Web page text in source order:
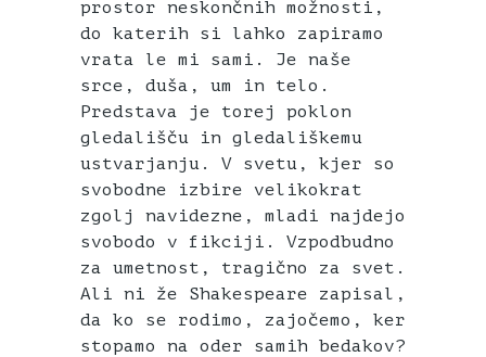
prostor neskončnih možnosti,
do katerih si lahko zapiramo
vrata le mi sami. Je naše
srce, duša, um in telo.
Predstava je torej poklon
gledališču in gledališkemu
ustvarjanju. V svetu, kjer so
svobodne izbire velikokrat
zgolj navidezne, mladi najdejo
svobodo v fikciji. Vzpodbudno
za umetnost, tragično za svet.
Ali ni že Shakespeare zapisal,
da ko se rodimo, zajočemo, ker
stopamo na oder samih bedakov?